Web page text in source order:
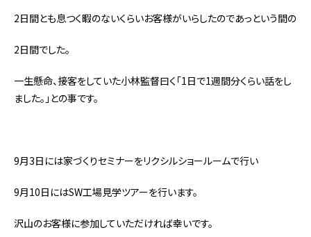
2日間とも息つく暇のないくらいお客様がいらしたのであっという間の
2日間でした。
一生懸命、接客をしていた小林監督曰く「1日で1週間分くらい話をし
ました。」との事です。
9月3日には家づくりセミナーをリクシルショールームで行い
9月10日にはSW工場見学ツアーを行います。
沢山のお客様に参加していただければ幸いです。